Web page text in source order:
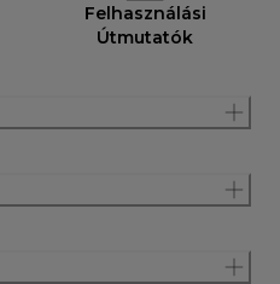
Felhasználási
Útmutatók